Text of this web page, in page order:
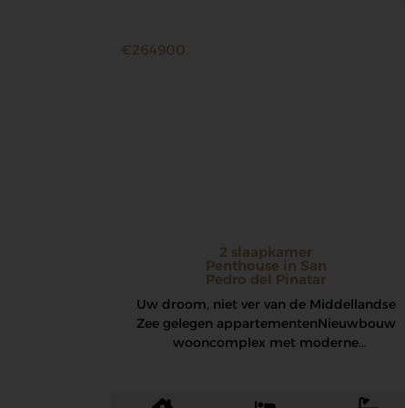
€264900
2 slaapkamer
Penthouse in San
Pedro del Pinatar
Uw droom, niet ver van de Middellandse
Zee gelegen appartementen Nieuwbouw
wooncomplex met moderne